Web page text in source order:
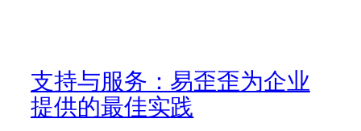
支持与服务：易歪歪为企业
提供的最佳实践